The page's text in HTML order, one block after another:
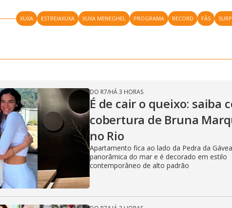
XUXA ESTREIAXUXA XUXA MENEGHEL PROGRAMA RECORD FÃS
DO R7/HÁ 3 HORAS
É de cair o queixo: saiba
cobertura de Bruna
no Rio
Apartamento fica ao lado da Pedra da
panorâmica do mar e é decorado em estilo
contemporâneo de alto padrão